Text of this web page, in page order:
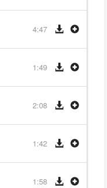
4:47
1:49
2:08
1:42
1:58